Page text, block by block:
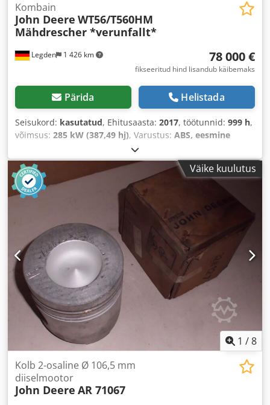
Legden 1 426 km
Kombain
John Deere WT56/T560HM
Mähdrescher *verunfallt*
78 000 €
fikseeritud hind lisandub käibemaks
Pärida Helistada
Seisukord: kasutatud, Ehitusaasta: 2017, töötunnid: 999 h,
võimsus: 285 kW (387,49 hj), Varustus: ABS, eesmine
haake, kabiin, kliimaseade, nelikvedu, seisuküte
Väike kuulutus
1 /8
Kolb 2-osaline Ø 106,5 mm
diiselmootor
John Deere AR 71067